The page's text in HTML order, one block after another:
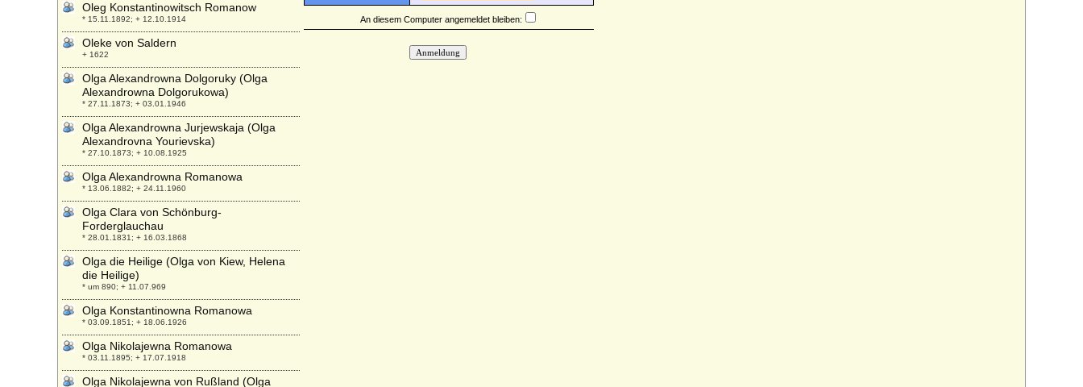
Oleg Konstantinowitsch Romanow
* 15.11.1892; + 12.10.1914
Oleke von Saldern
+ 1622
Olga Alexandrowna Dolgoruky (Olga
Alexandrowna Dolgorukowa)
* 27.11.1873; + 03.01.1946
Olga Alexandrowna Jurjewskaja (Olga
Alexandrovna Yourievska)
* 27.10.1873; + 10.08.1925
Olga Alexandrowna Romanowa
* 13.06.1882; + 24.11.1960
Olga Clara von Schönburg-
Forderglauchau
* 28.01.1831; + 16.03.1868
Olga die Heilige (Olga von Kiew, Helena
die Heilige)
* um 890; + 11.07.969
Olga Konstantinowna Romanowa
* 03.09.1851; + 18.06.1926
Olga Nikolajewna Romanowa
* 03.11.1895; + 17.07.1918
Olga Nikolajewna von Rußland (Olga